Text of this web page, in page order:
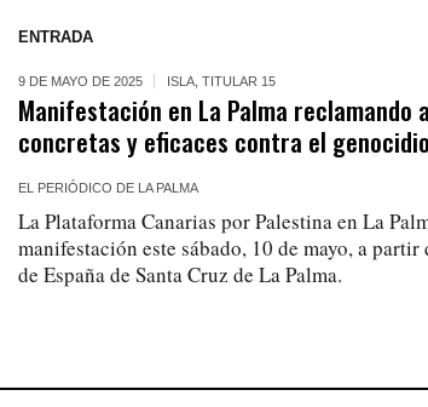
ENTRADA
9 DE MAYO DE 2025 ISLA ,TITULAR 15
Manifestación en La Palma reclamando
concretas y eficaces contra el
EL PERIÓDICO DE LA PALMA
La Plataforma Canarias por Palestina en La
manifestación este sábado, 10 de mayo, a
de España de Santa Cruz de La Palma.